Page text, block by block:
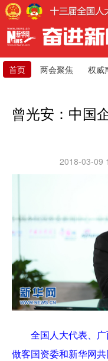
首页 两会聚焦 权威
曾光安：中国
2018-03-09
全国人大代表、广
做客国资委和新华网